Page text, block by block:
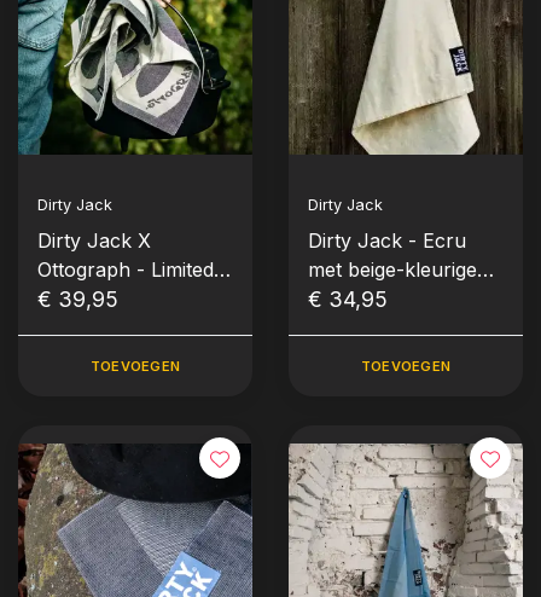
Dirty Jack
Dirty Jack X
Ottograph - Limited
Edition Kookdoek
€ 39,95
TOEVOEGEN
Dirty Jack
Dirty Jack - Ecru
met beige-kleurige
baan
€ 34,95
TOEVOEGEN